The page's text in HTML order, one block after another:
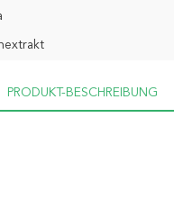
PRODUKT-BESCHREIBUNG